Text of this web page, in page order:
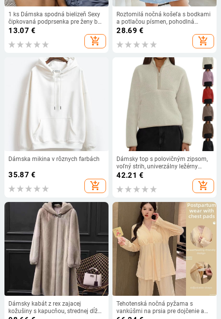
1 ks Dámska spodná bielizeň Sexy
čipkovaná podprsenka pre ženy bez
kostic Bralette Active Push Up
Pevná mäkká podprsenka Spodná
bielizeň pre ženy BANNIROU
13.07 €
add_shopping_cart
Roztomilá nočná košeľa s bodkami
a potlačou písmen, pohodlná
nočná košeľa s krátkym rukávom a
pyžamá
28.69 €
add_shopping_cart
Dámska mikina v rôznych farbách
35.87 €
add_shopping_cart
Dámsky top s polovičným zipsom,
voľný strih, univerzálny ležérny
vrchný diel, jeseň 2024
42.21 €
add_shopping_cart
Dámsky kabát z rex zajacej
kožušiny s kapucňou, strednej dĺžky,
Tehotenská nočná pyžama s
vankúšmi na prsia pre dojčenie a